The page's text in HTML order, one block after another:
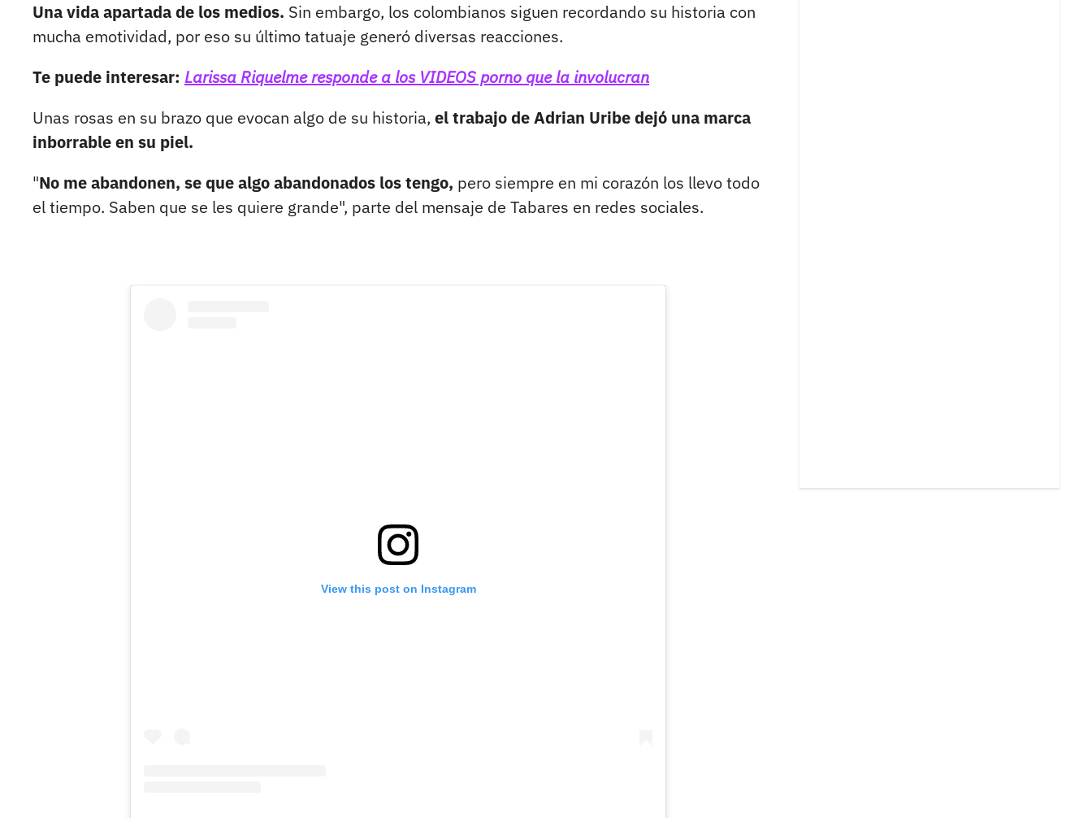
Una vida apartada de los medios. Sin embargo, los colombianos siguen recordando su historia con
mucha emotividad, por eso su último tatuaje generó diversas reacciones.
Te puede interesar: Larissa Riquelme responde a los VIDEOS porno que la involucran
Unas rosas en su brazo que evocan algo de su historia, el trabajo de Adrian Uribe dejó una marca
inborrable en su piel.
"No me abandonen, se que algo abandonados los tengo, pero siempre en mi corazón los llevo todo
el tiempo. Saben que se les quiere grande", parte del mensaje de Tabares en redes sociales.
View this post on Instagram